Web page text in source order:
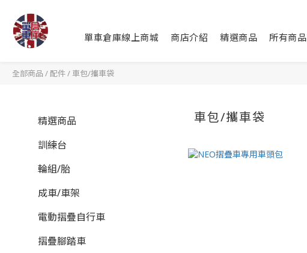
單車倉庫線上商城 商店介紹 精選商品 所有商品
全部商品 /配件/車包/攜車袋
精選商品
訓練台
輪組/胎
成車/車架
電動摺疊自行車
摺疊腳踏車
車包/攜車袋